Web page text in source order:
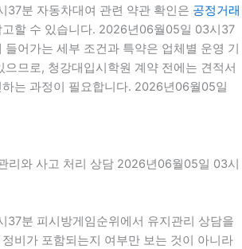
분 자동차대여 관련 약관 확인은 공정거래
고할 수 있습니다. 2026년06월05일 03시37
들어가는 세부 조건과 특약은 업체별 운영 기
으므로, 청강대입시학원 계약 전에는 견적서
는 과정이 필요합니다. 2026년06월05일
리와 사고 처리 상담 2026년06월05일 03시
분 피시방게임순위에서 유지관리 상담을
비가 포함되는지 여부만 보는 것이 아니라